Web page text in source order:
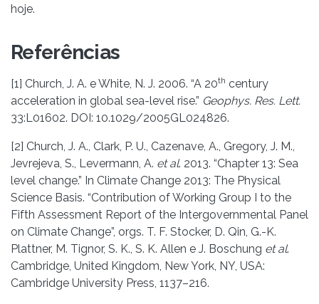
hoje.
Referências
[1] Church, J. A. e White, N. J. 2006. “A 20th century
acceleration in global sea-level rise.” Geophys. Res. Lett.
33:L01602. DOI: 10.1029/2005GL024826.
[2] Church, J. A., Clark, P. U., Cazenave, A., Gregory, J. M.,
Jevrejeva, S., Levermann, A. et al. 2013. “Chapter 13: Sea
level change.” In Climate Change 2013: The Physical
Science Basis. “Contribution of Working Group I to the
Fifth Assessment Report of the Intergovernmental Panel
on Climate Change”, orgs. T. F. Stocker, D. Qin, G.-K.
Plattner, M. Tignor, S. K., S. K. Allen e J. Boschung et al.
Cambridge, United Kingdom, New York, NY, USA:
Cambridge University Press, 1137–216.